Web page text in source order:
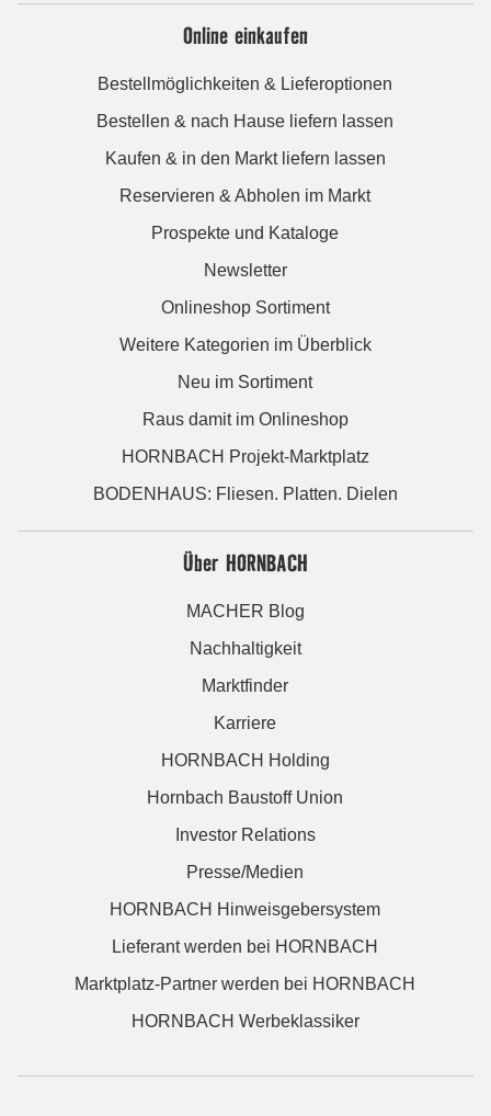
Online einkaufen
Bestellmöglichkeiten & Lieferoptionen
Bestellen & nach Hause liefern lassen
Kaufen & in den Markt liefern lassen
Reservieren & Abholen im Markt
Prospekte und Kataloge
Newsletter
Onlineshop Sortiment
Weitere Kategorien im Überblick
Neu im Sortiment
Raus damit im Onlineshop
HORNBACH Projekt-Marktplatz
BODENHAUS: Fliesen. Platten. Dielen
Über HORNBACH
MACHER Blog
Nachhaltigkeit
Marktfinder
Karriere
HORNBACH Holding
Hornbach Baustoff Union
Investor Relations
Presse/Medien
HORNBACH Hinweisgebersystem
Lieferant werden bei HORNBACH
Marktplatz-Partner werden bei HORNBACH
HORNBACH Werbeklassiker